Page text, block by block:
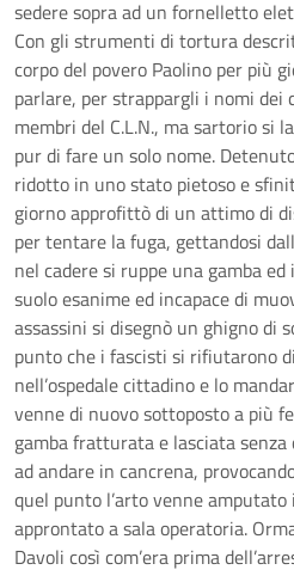
sedere sopra ad un fornelletto
Con gli strumenti di tortura
corpo del povero Paolino per più
parlare, per strappargli i nomi dei
membri del C.L.N., ma sartorio si
pur di fare un solo nome.
ridotto in uno stato pietoso e
giorno approfittò di un attimo di
per tentare la fuga, gettandosi
nel cadere si ruppe una gamba
suolo esanime ed incapace di
assassini si disegnò un ghigno di
punto che i fascisti si rifiutarono
nell’ospedale cittadino e lo
venne di nuovo sottoposto a più
gamba fratturata e lasciata
ad andare in cancrena,
quel punto l’arto venne
approntato a sala operatoria.
Davoli così com’era prima